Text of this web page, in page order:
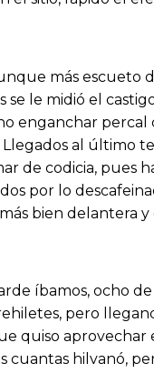
más escueto
le midió el
enganchar
al último
de codicia, pues
por lo
bien delantera
íbamos, ocho
pero
quiso aprovechar
hilvanó,